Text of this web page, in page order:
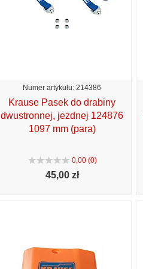
Numer artykułu: 214386
Krause Pasek do drabiny
dwustronnej, jezdnej 124876
1097 mm (para)
0,00 (0)
45,00 zł